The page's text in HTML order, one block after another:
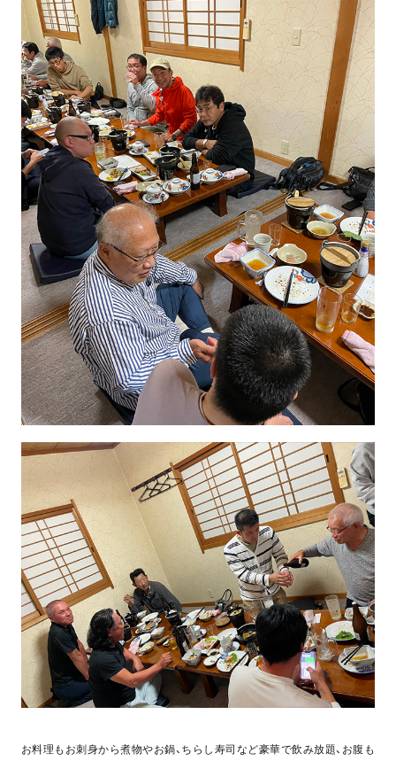
お料理もお刺身から煮物やお鍋、ちらし寿司など豪華で飲み放題、お腹も